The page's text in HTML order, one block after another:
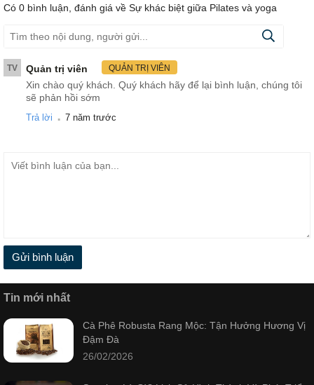
Có 0 bình luận, đánh giá về Sự khác biệt giữa Pilates và yoga
TV Quản trị viên QUẢN TRỊ VIÊN
Xin chào quý khách. Quý khách hãy để lại bình luận, chúng tôi
sẽ phản hồi sớm
Trả lời . 7 năm trước
Gửi bình luận
Tin mới nhất
Cà Phê Robusta Rang Mộc: Tận Hưởng Hương Vị
Đậm Đà
26/02/2026